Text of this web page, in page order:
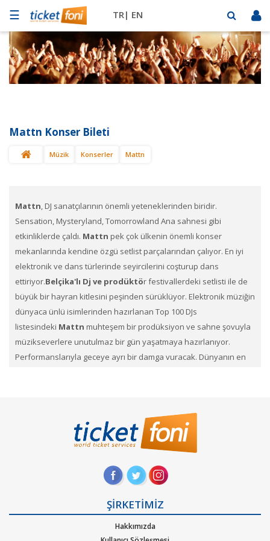
☰ TR| EN
Futbol
Basketbol
Mekanlar
Diğer
SAT
Mattn Konser Bileti
Müzik Konserler Mattn
Mattn, DJ sanatçılarının önemli yeteneklerinden biridir.
Sensation, Mysteryland, Tomorrowland Ana sahnesi gibi
etkinliklerde çaldı. Mattn pek çok ülkenin önemli konser
mekanlarında kendine özgü setlist parçalarından çalıyor. En iyi
elektronik ve dans türlerinde seyircilerini coşturup dans
ettiriyor.Belçika'lı Dj ve prodüktör festivallerdeki setlisti ile de
büyük bir hayran kitlesini peşinden sürüklüyor. Elektronik müziğin
dünyaca ünlü isimlerinden hazırlanan Top 100 DJs
listesindeki Mattn muhteşem bir prodüksiyon ve sahne şovuyla
müzikseverlere unutulmaz bir gün yaşatmaya hazırlanıyor.
Performanslarıyla geceye ayrı bir damga vuracak. Dünyanın en
Satışa çıkarabilirsin. En çok ilgi
gören, en çok beklediğimiz bu konser biletlerini Ticketfoni
ayrıcalığı ile satın alabilirsiniz.Konser, sahne, festival
arayıp dilediğin konserlerin biletini Ticketfoni üzerinden satın
alabilirsin. Profil sayfanızda biletin ne şekilde size ulaştırılacağını
ve hangi zaman diliminde sizde olacağını size yapacağımız
bildirimlerle haberdar edeceğiz.
ŞİRKETİMİZ
Hakkımızda